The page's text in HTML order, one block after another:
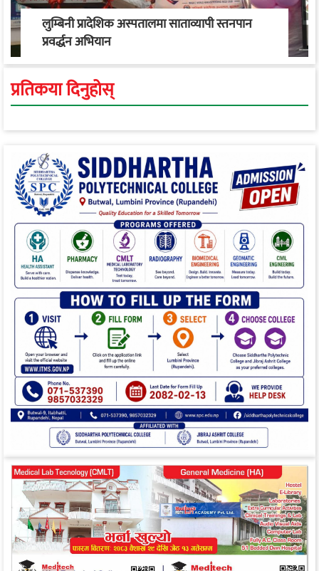
लुम्बिनी प्रादेशिक अस्पतालमा साताव्यापी स्तनपान
प्रवर्द्धन अभियान
प्रतिकया दिनुहोस्